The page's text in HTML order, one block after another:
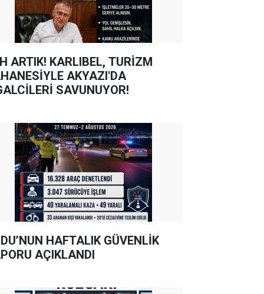
KARLIBEL, TURİZM
AKYAZI'DA
SAVUNUYOR!
HAFTALIK GÜVENLİK
AÇIKLANDI